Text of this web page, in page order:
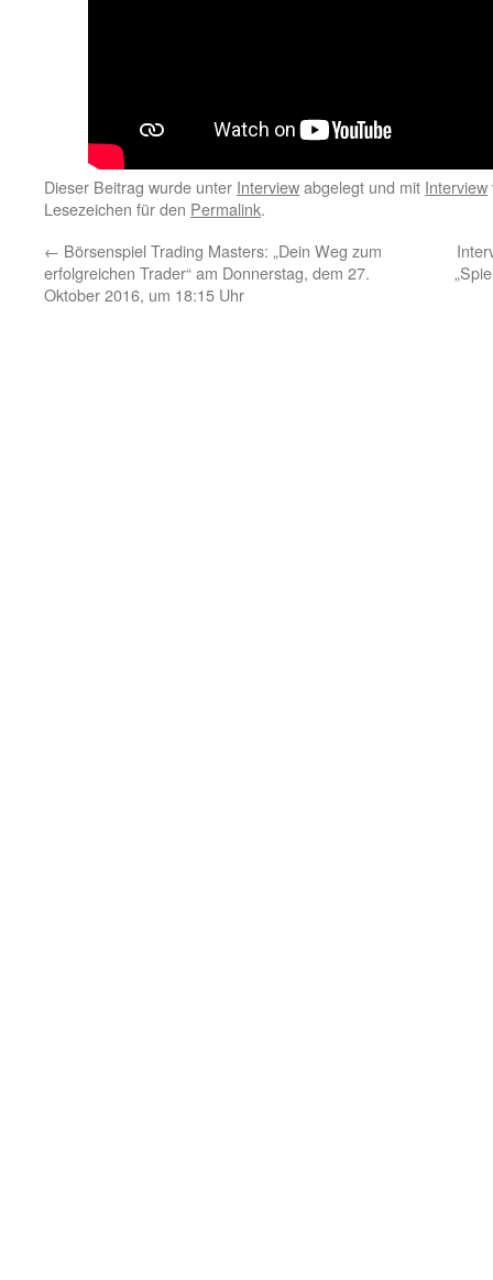
Dieser Beitrag wurde unter Interviewabgelegt und mit Interview
Lesezeichen für den Permalink.
← Börsenspiel Trading Masters: „Dein Weg zum
erfolgreichen Trader“ am Donnerstag, dem 27.
Oktober 2016, um 18:15 Uhr